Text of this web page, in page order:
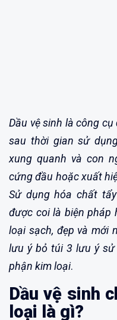
Dầu vệ sinh là công
sau thời gian sử
xung quanh và con
cứng đầu hoặc xuất
Sử dụng hóa chất
được coi là biện pháp
loại sạch, đẹp và mới
lưu ý bỏ túi 3 lưu ý
phận kim loại.
Dầu vệ sinh
loại là gì?